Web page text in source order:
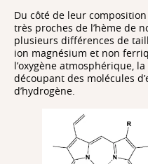
Du côté de leur
très proches de l’hème de
plusieurs différences de
ion magnésium et non
l’oxygène atmosphérique,
découpant des molécules
d’hydrogène.